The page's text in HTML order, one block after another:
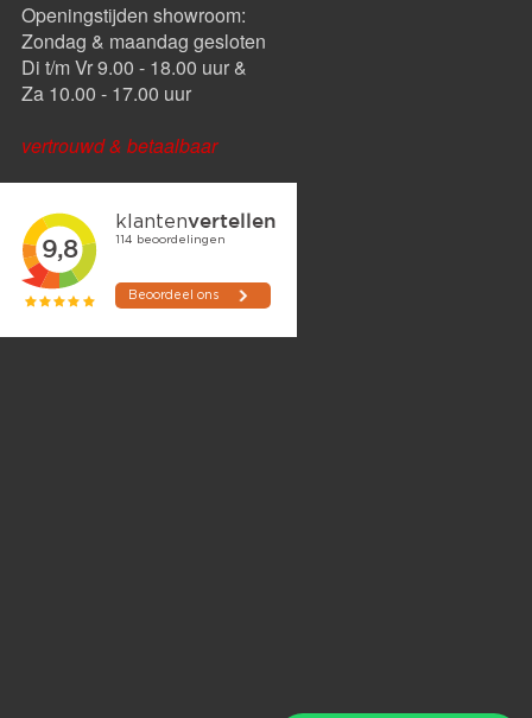
Openingstijden showroom:
Zondag & maandag gesloten
Di t/m Vr 9.00 - 18.00 uur &
Za 10.00 - 17.00 uur
vertrouwd & betaalbaar